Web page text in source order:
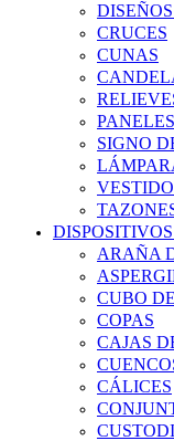
CRUCES
CUNAS
SIGNO
ARAÑA
CUBO
COPAS
CAJAS
CÁLICES